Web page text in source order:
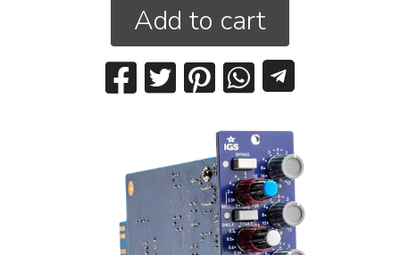
Add to cart